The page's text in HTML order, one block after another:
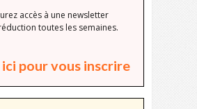
accès à une newsletter
toutes les semaines.
pour vous inscrire